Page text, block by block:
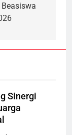
Sinergi